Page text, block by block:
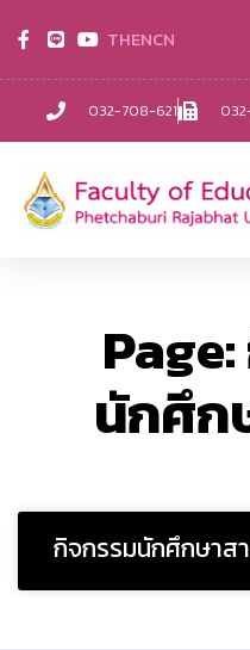
032-708-621
THENCN
นักศึก
กิจกรรมนักศึกษาส